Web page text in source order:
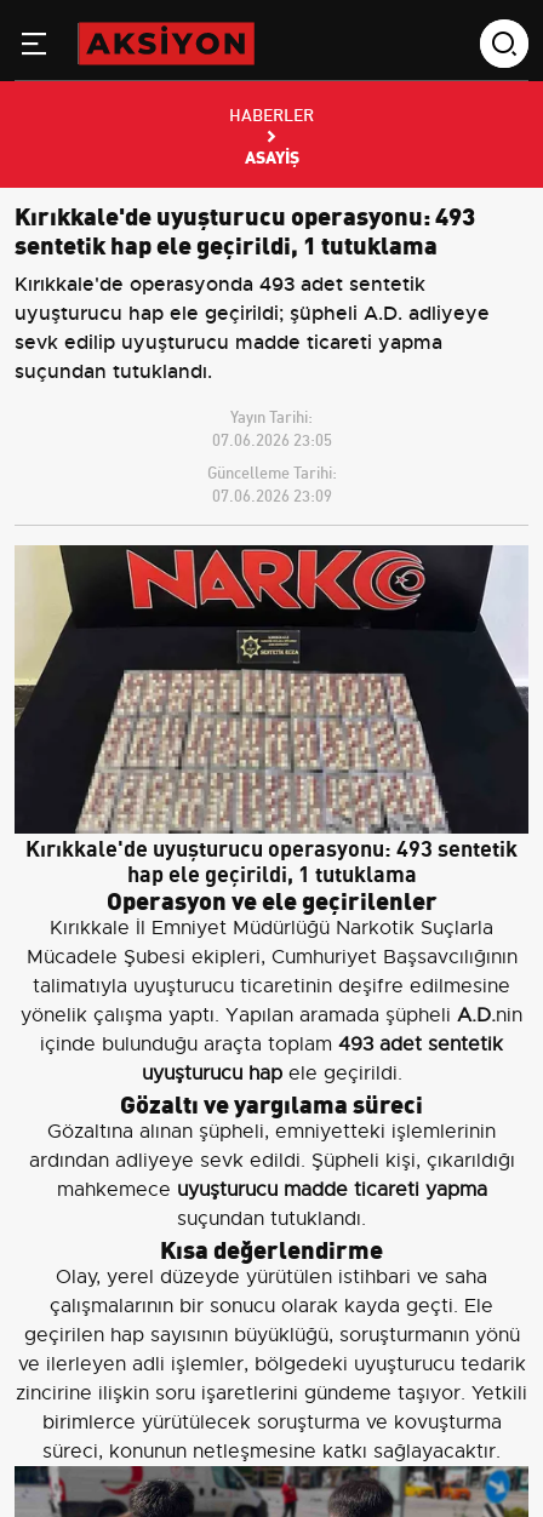
HABERLER
ASAYIŞ
Kırıkkale'de uyuşturucu operasyonu: 493
sentetik hap ele geçirildi, 1 tutuklama
Kırıkkale'de operasyonda 493 adet sentetik
uyuşturucu hap ele geçirildi; şüpheli A.D. adliyeye
sevk edilip uyuşturucu madde ticareti yapma
suçundan tutuklandı.
Yayın Tarihi:
07.06.2026 23:05
Güncelleme Tarihi:
07.06.2026 23:09
Kırıkkale'de uyuşturucu operasyonu: 493 sentetik
hap ele geçirildi, 1 tutuklama
Operasyon ve ele geçirilenler
Kırıkkale İl Emniyet Müdürlüğü Narkotik Suçlarla
Mücadele Şubesi ekipleri, Cumhuriyet Başsavcılığının
talimatıyla uyuşturucu ticaretinin deşifre edilmesine
yönelik çalışma yaptı. Yapılan aramada şüpheli A.D.nin
içinde bulunduğu araçta toplam 493 adet sentetik
uyuşturucu hapele geçirildi.
Gözaltı ve yargılama süreci
Gözaltına alınan şüpheli, emniyetteki işlemlerinin
ardından adliyeye sevk edildi. Şüpheli kişi, çıkarıldığı
mahkemece uyuşturucu madde ticareti yapma
suçundan tutuklandı.
Kısa değerlendirme
Olay, yerel düzeyde yürütülen istihbari ve saha
çalışmalarının bir sonucu olarak kayda geçti. Ele
geçirilen hap sayısının büyüklüğü, soruşturmanın yönü
ve ilerleyen adli işlemler, bölgedeki uyuşturucu tedarik
zincirine ilişkin soru işaretlerini gündeme taşıyor. Yetkili
birimlerce yürütülecek soruşturma ve kovuşturma
süreci, konunun netleşmesine katkı sağlayacaktır.